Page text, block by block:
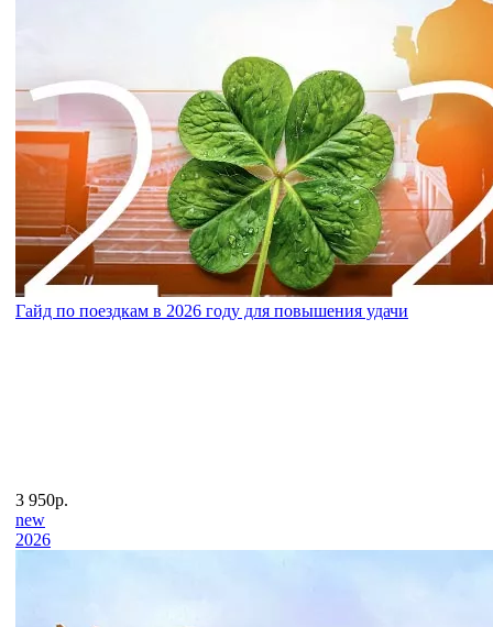
Гайд по поездкам в 2026 году для повышения удачи
3 950р.
new
2026